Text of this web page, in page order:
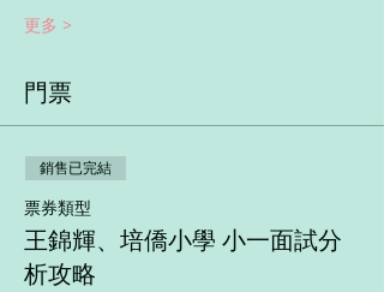
更多 >
門票
銷售已完結
票券類型
王錦輝、培僑小學 小一面試分
析攻略